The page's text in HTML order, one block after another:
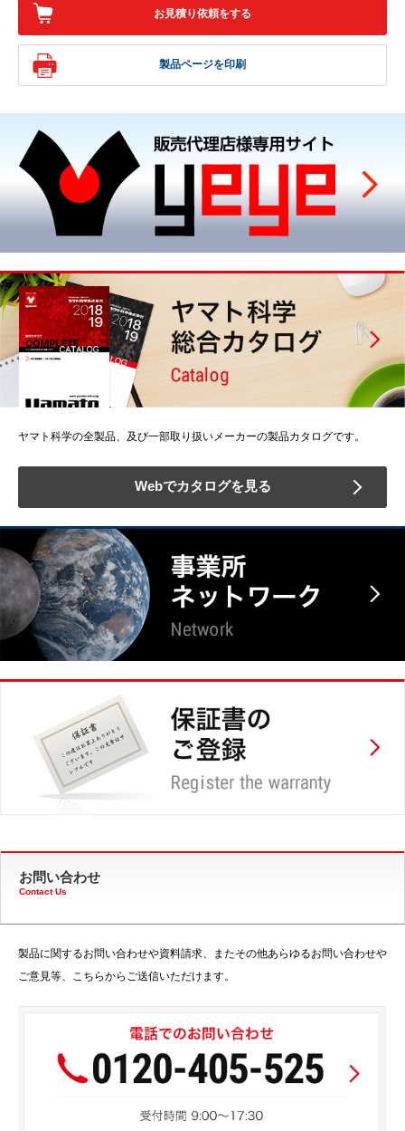
お見積り依頼をする
製品ページを印刷
ヤマト科学の全製品、及び一部取り扱いメーカーの製品カタログです。
Webでカタログを見る
お問い合わせ
Contact Us
製品に関するお問い合わせや資料請求、またその他あらゆるお問い合わせや
ご意見等、こちらからご送信いただけます。